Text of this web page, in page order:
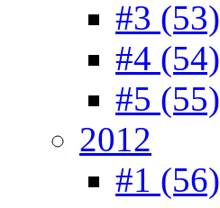
#3 (53)
#4 (54)
#5 (55)
2012
#1 (56)